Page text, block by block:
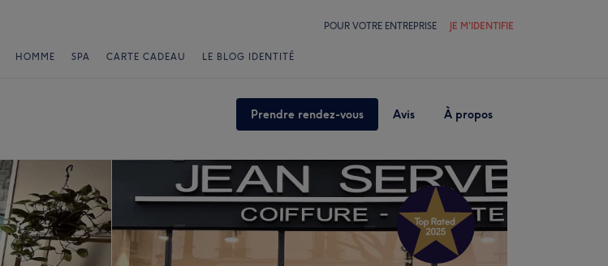
POUR VOTRE ENTREPRISE JE M'IDENTIFIE
HOMME SPA CARTE CADEAU LE BLOG IDENTITÉ
Prendre rendez-vous Avis À propos